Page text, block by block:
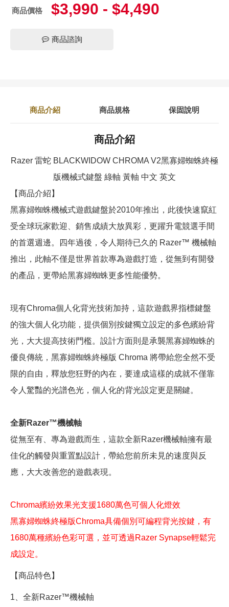
商品價格 $3,990 - $4,490
商品諮詢
商品介紹 商品規格 保固說明
商品介紹
Razer 雷蛇 BLACKWIDOW CHROMA V2黑寡婦蜘蛛終極
版機械式鍵盤 綠軸 黃軸 中文 英文
【商品介紹】
黑寡婦蜘蛛機械式遊戲鍵盤於2010年推出，此後快速竄紅
受全球玩家歡迎、銷售成績大放異彩，更躍升電競選手間
的首選週邊。四年過後，令人期待已久的 Razer™ 機械軸
推出，此軸不僅是世界首款專為遊戲打造，從無到有開發
的產品，更帶給黑寡婦蜘蛛更多性能優勢。
現有Chroma個人化背光技術加持，這款遊戲界指標鍵盤
的強大個人化功能，提供個別按鍵獨立設定的多色繽紛背
光，大大提高技術門檻。設計方面則是承襲黑寡婦蜘蛛的
優良傳統，黑寡婦蜘蛛終極版 Chroma 將帶給您全然不受
限的自由，釋放您狂野的內在，要達成這樣的成就不僅靠
令人驚豔的光譜色光，個人化的背光設定更是關鍵。
全新Razer™機械軸
從無至有、專為遊戲而生，這款全新Razer機械軸擁有最
佳化的觸發與重置點設計，帶給您前所未見的速度與反
應，大大改善您的遊戲表現。
Chroma繽紛效果光支援1680萬色可個人化燈效
黑寡婦蜘蛛終極版Chroma具備個別可編程背光按鍵，有
1680萬種繽紛色彩可選，並可透過Razer Synapse輕鬆完
成設定。
【商品特色】
1、全新Razer™機械軸